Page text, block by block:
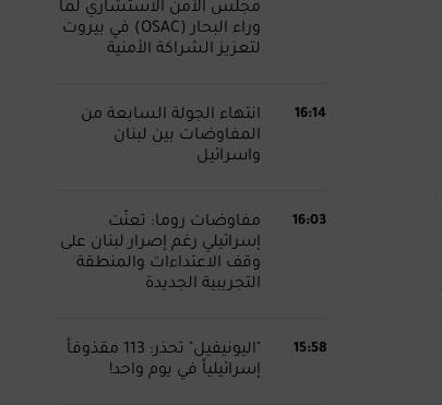
مجلس الأمن الاستشاري لما
وراء البحار (OSAC) في بيروت
لتعزيز الشراكة الأمنية
16:14
انتهاء الجولة السابعة من
المفاوضات بين لبنان
واسرائيل
16:03
مفاوضات روما: تعنّت
إسرائيلي رغم إصرار لبنان على
وقف الاعتداءات والمنطقة
التجريبية الجديدة
15:58
"اليونيفيل" تحذر: 113 مقذوفاً
إسرائيلياً في يوم واحد!